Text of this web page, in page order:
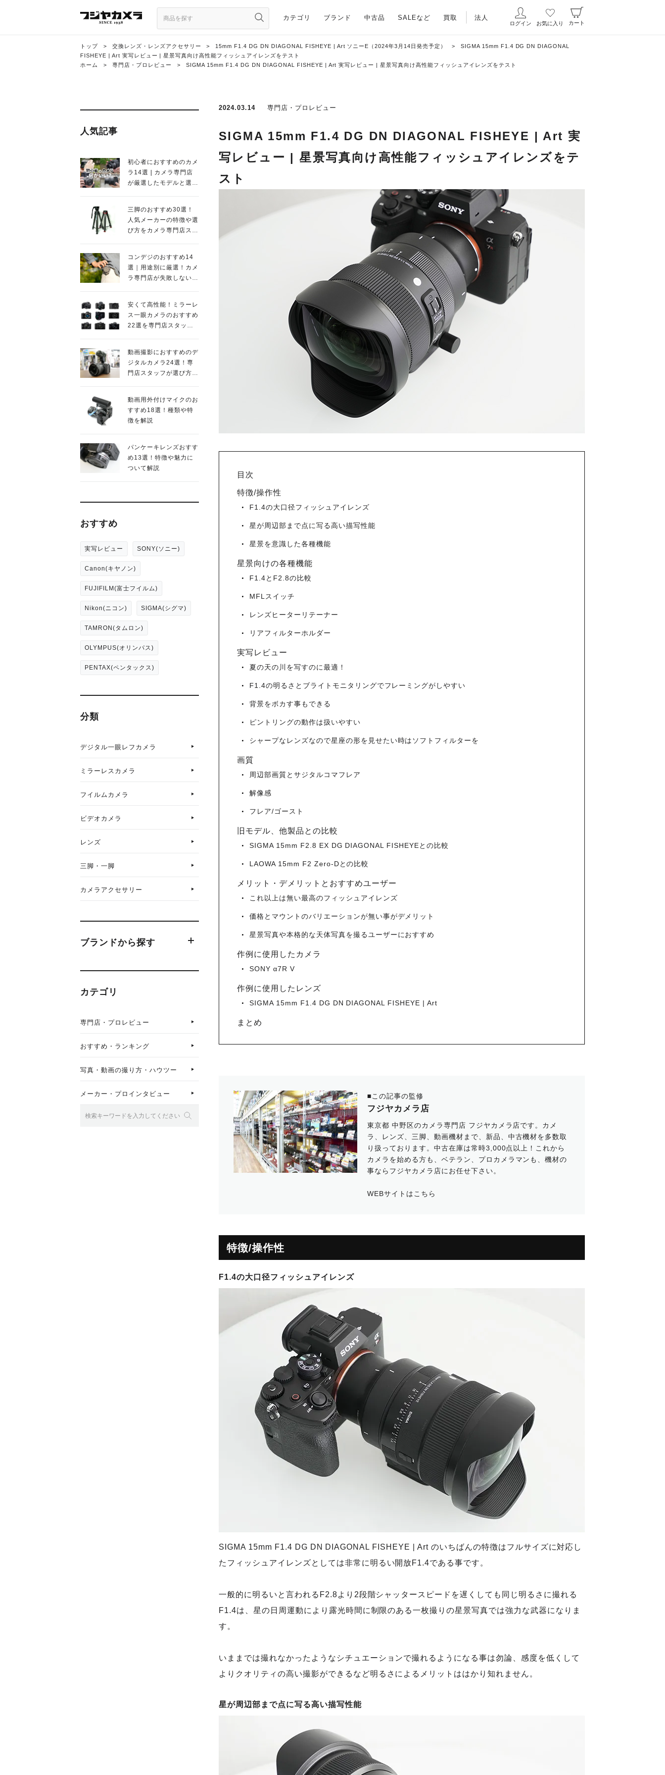
カテゴリ ブランド 中古品 SALEなど 買取 法人
ログイン お気に入り カート
トップ > 交換レンズ・レンズアクセサリー > 15mm F1.4 DG DN DIAGONAL FISHEYE | Art ソニーE（2024年3月14日発売予定） >
SIGMA 15mm F1.4 DG DN DIAGONAL
FISHEYE | Art 実写レビュー | 星景写真向け高性能フィッシュアイレンズをテスト
ホーム
> 専門店・プロレビュー > SIGMA 15mm F1.4 DG DN DIAGONAL FISHEYE | Art 実写レビュー | 星景写真向け高性能フィッシュアイレンズをテスト
人気記事
初心者におすすめのカメ
ラ14選 | カメラ専門店
が厳選したモデルと選び
三脚のおすすめ30選！
人気メーカーの特徴や選
び方をカメラ専門店スタ
コンデジのおすすめ14
選｜用途別に厳選！カメ
ラ専門店が失敗しない人
安くて高性能！ミラーレ
ス一眼カメラのおすすめ
22選を専門店スタッフ
動画撮影におすすめのデ
ジタルカメラ24選！専
門店スタッフが選び方の
動画用外付けマイクのお
すすめ18選！種類や特
徴を解説
パンケーキレンズおすす
め13選！特徴や魅力に
ついて解説
おすすめ
実写レビュー SONY(ソニー)
Canon(キヤノン)
FUJIFILM(富士フイルム)
Nikon(ニコン) SIGMA(シグマ)
TAMRON(タムロン)
OLYMPUS(オリンパス)
PENTAX(ペンタックス)
分類
デジタル一眼レフカメラ
ミラーレスカメラ
フイルムカメラ
ビデオカメラ
レンズ
三脚・一脚
カメラアクセサリー
ブランドから探す
カテゴリ
専門店・プロレビュー
おすすめ・ランキング
写真・動画の撮り方・ハウツー
メーカー・プロインタビュー
2024.03.14 専門店・プロレビュー
SIGMA 15mm F1.4 DG DN DIAGONAL FISHEYE | Art 実
写レビュー | 星景写真向け高性能フィッシュアイレンズをテ
スト
目次
特徴/操作性
F1.4の大口径フィッシュアイレンズ
星が周辺部まで点に写る高い描写性能
星景を意識した各種機能
星景向けの各種機能
F1.4とF2.8の比較
MFLスイッチ
レンズヒーターリテーナー
リアフィルターホルダー
実写レビュー
夏の天の川を写すのに最適！
F1.4の明るさとブライトモニタリングでフレーミングがしやすい
背景をボカす事もできる
ピントリングの動作は扱いやすい
シャープなレンズなので星座の形を見せたい時はソフトフィルターを
画質
周辺部画質とサジタルコマフレア
解像感
フレア/ゴースト
旧モデル、他製品との比較
SIGMA 15mm F2.8 EX DG DIAGONAL FISHEYEとの比較
LAOWA 15mm F2 Zero-Dとの比較
メリット・デメリットとおすすめユーザー
これ以上は無い最高のフィッシュアイレンズ
価格とマウントのバリエーションが無い事がデメリット
星景写真や本格的な天体写真を撮るユーザーにおすすめ
作例に使用したカメラ
SONY α7R V
作例に使用したレンズ
SIGMA 15mm F1.4 DG DN DIAGONAL FISHEYE | Art
まとめ
■この記事の監修
フジヤカメラ店
東京都 中野区のカメラ専門店 フジヤカメラ店です。カメ
ラ、レンズ、三脚、動画機材まで、新品、中古機材を多数取
り扱っております。中古在庫は常時3,000点以上！これから
カメラを始める方も、ベテラン、プロカメラマンも、機材の
事ならフジヤカメラ店にお任せ下さい。
WEBサイトは こちら
特徴/操作性
F1.4の大口径フィッシュアイレンズ
SIGMA 15mm F1.4 DG DN DIAGONAL FISHEYE | Art のいちばんの特徴はフルサイズに対応し
たフィッシュアイレンズとしては非常に明るい開放F1.4である事です。
一般的に明るいと言われるF2.8より2段階シャッタースピードを遅くしても同じ明るさに撮れる
F1.4は、星の日周運動により露光時間に制限のある一枚撮りの星景写真では強力な武器になりま
す。
いままでは撮れなかったようなシチュエーションで撮れるようになる事は勿論、感度を低くして
よりクオリティの高い撮影ができるなど明るさによるメリットははかり知れません。
星が周辺部まで点に写る高い描写性能